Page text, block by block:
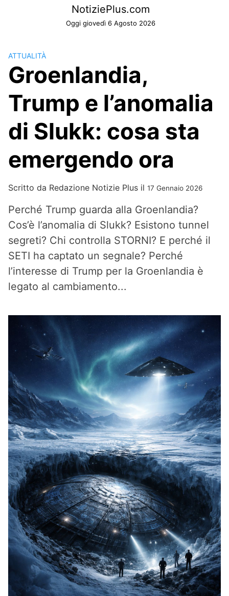
NotiziePlus.com
Oggi giovedì 6 Agosto 2026
ATTUALITÀ
Groenlandia,
Trump e l’anomalia
di Slukk: cosa sta
emergendo ora
Scritto da Redazione Notizie Plus il 17 Gennaio 2026
Perché Trump guarda alla Groenlandia?
Cos’è l’anomalia di Slukk? Esistono tunnel
segreti? Chi controlla STORNI? E perché il
SETI ha captato un segnale? Perché
l’interesse di Trump per la Groenlandia è
legato al cambiamento...